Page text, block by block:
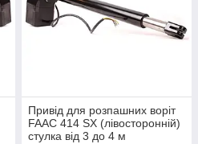
Привід для розпашних воріт
FAAC 414 SX (лівосторонній)
стулка від 3 до 4 м